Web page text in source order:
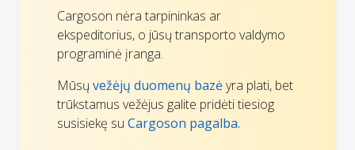
Cargoson nėra tarpininkas ar
ekspeditorius, o jūsų transporto valdymo
programinė įranga.
Mūsų vežėjų duomenų bazėyra plati, bet
trūkstamus vežėjus galite pridėti tiesiog
susisiekę su Cargoson pagalba.